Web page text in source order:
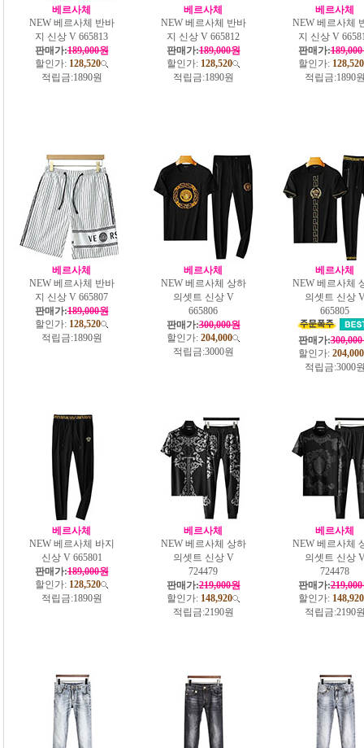
베르사체
NEW 베르사체 반바
지 신상 V 665813
판매가:189,000원
할인가: 128,520
적립금:1890원
베르사체
NEW 베르사체 반바
지 신상 V 665812
판매가:189,000원
할인가: 128,520
적립금:1890원
베르사체
NEW 베르사체
지 신상 V
판매가:
할인가: 128,520
적립금:1890
베르사체
NEW 베르사체 반바
지 신상 V 665807
판매가:189,000원
할인가: 128,520
적립금:1890원
베르사체
NEW 베르사체 상하
의셋트 신상 V
665806
판매가:300,000원
할인가: 204,000
적립금:3000원
베르사체
NEW 베르사체
의셋트 신상
665805
판매가:
할인가: 204,000
적립금:3000
베르사체
NEW 베르사체 바지
신상 V 665801
판매가:189,000원
할인가: 128,520
적립금:1890원
베르사체
NEW 베르사체 상하
의셋트 신상 V
724479
판매가:219,000원
할인가: 148,920
적립금:2190원
베르사체
NEW 베르사체
의셋트 신상
724478
판매가:
할인가: 148,920
적립금:2190